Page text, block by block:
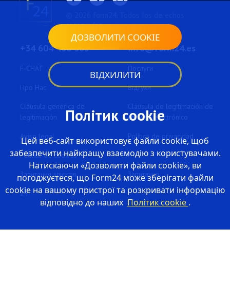
reservados.
+34 604 430 365 info@form24.es
F-CHAT Послуги
Про Нас Відгуки
Cláusula genérica de
legitimación
Cláusula de legitimación de
correos electrónico
Aviso legal Política de privacidad
Política de cookies
Запитання клієнтів Запитання
24
Політик cookie
Цей веб-сайт використовує файли cookie, щоб
забезпечити найкращу взаємодію з користувачами.
Натискаючи «Дозволити файли cookie», ви
погоджуєтеся, що Form24 може зберігати файли
cookie на вашому пристрої та розкривати інформацію
відповідно до наших Політик cookie .
ДОЗВОЛИТИ COOKIE
ВІДХИЛИТИ